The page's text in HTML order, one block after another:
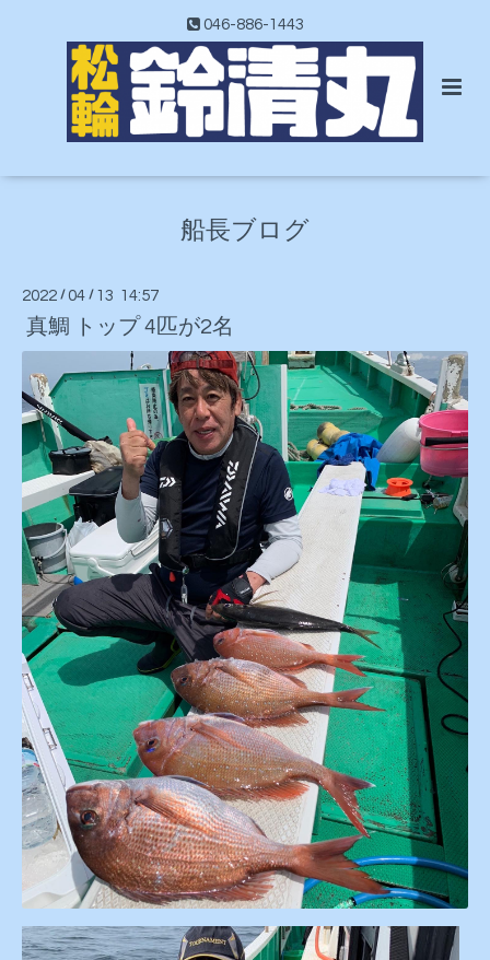
046-886-1443
船長ブログ
2022 / 04 / 13 14:57
真鯛 トップ 4匹が2名